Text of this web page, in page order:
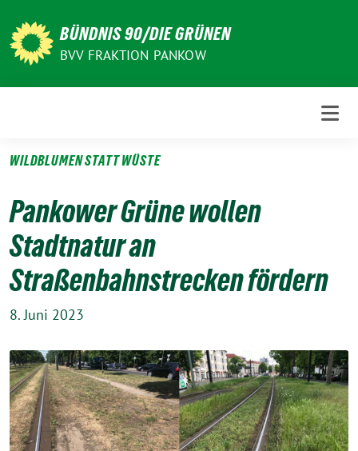
zum
Inhalt
BÜNDNIS 90/DIE GRÜNEN
BVV FRAKTION PANKOW
WILDBLUMEN STATT WÜSTE
Pankower Grüne wollen
Stadtnatur an
Straßenbahnstrecken fördern
8. Juni 2023